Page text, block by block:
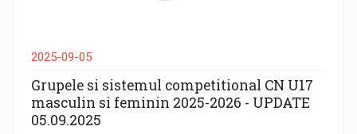
2025-09-05
Grupele si sistemul competitional CN U17
masculin si feminin 2025-2026 - UPDATE
05.09.2025